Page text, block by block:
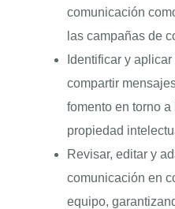
comunicación
las campañas de
Identificar y
compartir
fomento en torno
propiedad
Revisar, editar y
comunicación en
equipo,